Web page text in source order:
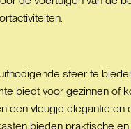
sfeer te
biedt voor gezinnen of
vleugje elegantie en
bieden praktische